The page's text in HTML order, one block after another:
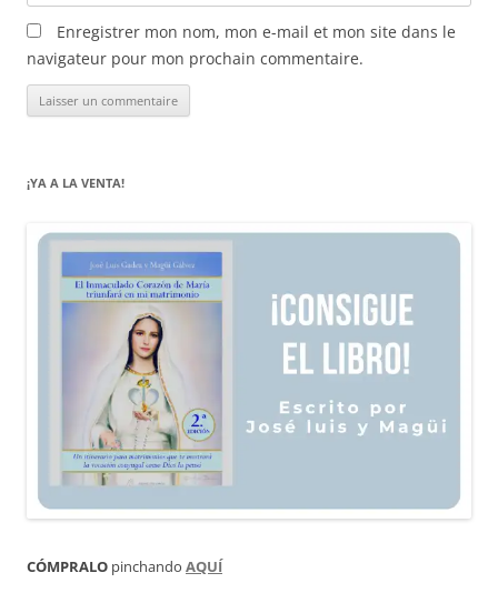
Enregistrer mon nom, mon e-mail et mon site dans le
navigateur pour mon prochain commentaire.
¡YA A LA VENTA!
CÓMPRALO pinchando AQUÍ